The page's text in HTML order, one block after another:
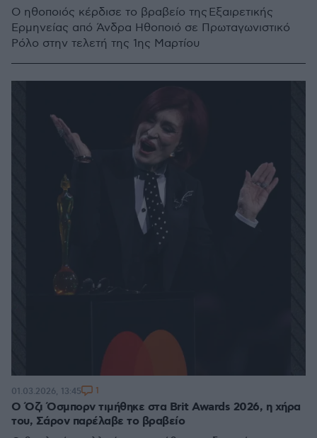
Ο ηθοποιός κέρδισε το βραβείο της Εξαιρετικής
Ερμηνείας από Άνδρα Ηθοποιό σε Πρωταγωνιστικό
Ρόλο στην τελετή της 1ης Μαρτίου
Ο Όζι Όσμπορν τιμήθηκε στα Brit Awards 2026, η χήρα
του, Σάρον παρέλαβε το βραβείο
01.03.2026, 13:45 1